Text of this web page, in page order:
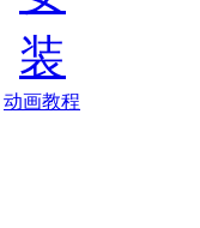
动画教程